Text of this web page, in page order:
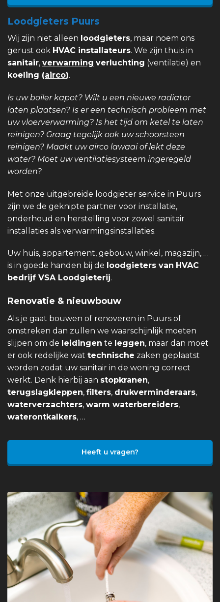
Loodgieters Puurs
Wij zijn niet alleen loodgieters, maar noem ons
gerust ook HVAC installateurs. We zijn thuis in
sanitair, verwarming verluchting (ventilatie) en
koeling (airco).
Is uw boiler kapot? Wilt u een nieuwe radiator
laten plaatsen? Is er een technisch probleem met
uw vloerverwarming? Is het tijd om ketel te laten
reinigen? Graag tegelijk ook uw schoorsteen
reinigen? Maakt uw airco lawaai of lekt deze
water? Moet uw ventilatiesysteem ingeregeld
worden?
Met onze uitgebreide loodgieter service in Puurs
zijn we de geknipte partner voor installatie,
onderhoud en herstelling voor zowel sanitair
installaties als verwarmingsinstallaties.
Uw huis, appartement, gebouw, winkel, magazijn, …
is in goede handen bij de loodgieters van HVAC
bedrijf VSA Loodgieterij.
Renovatie & nieuwbouw
Als je gaat bouwen of renoveren in Puurs of
omstreken dan zullen we waarschijnlijk moeten
slijpen om de leidingen te leggen, maar dan moet
er ook redelijke wat technische zaken geplaatst
worden zodat uw sanitair in de woning correct
werkt. Denk hierbij aan stopkranen,
terugslagkleppen, filters, drukverminderaars,
waterverzachters, warm waterbereiders,
waterontkalkers, …
Heeft u vragen?